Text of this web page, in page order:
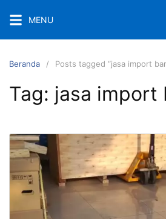
ke
konten
MENU
Beranda Posts tagged “jasa import
Tag: jasa import